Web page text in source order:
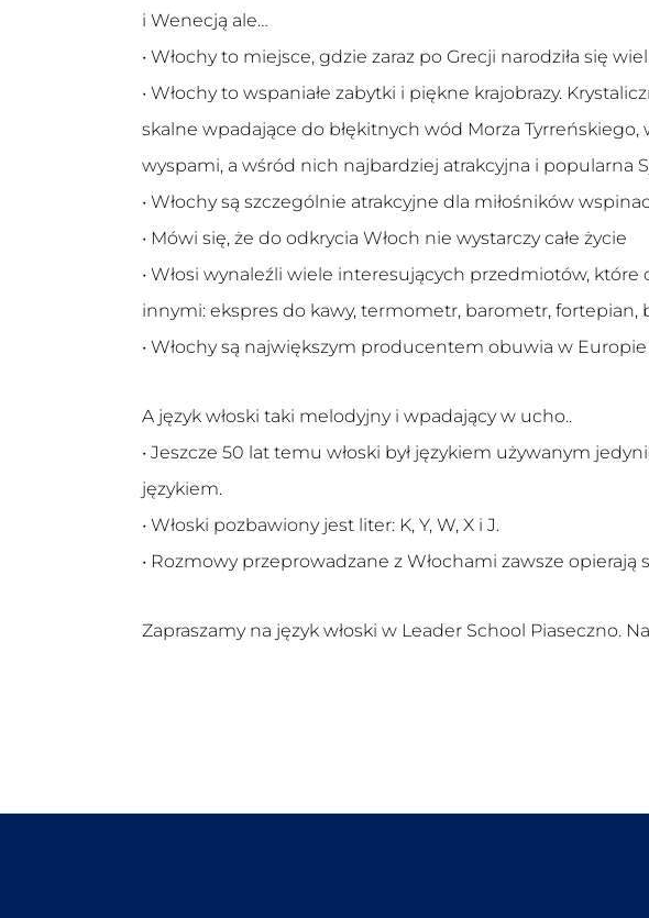
i Wenecją ale…
• Włochy to miejsce, gdzie zaraz po Grecji narodziła się
• Włochy to wspaniałe zabytki i piękne krajobrazy.
skalne wpadające do błękitnych wód Morza
wyspami, a wśród nich najbardziej atrakcyjna i popularna
• Włochy są szczególnie atrakcyjne dla miłośników
• Mówi się, że do odkrycia Włoch nie wystarczy całe życie
• Włosi wynaleźli wiele interesujących przedmiotów,
innymi: ekspres do kawy, termometr, barometr, fortepian,
• Włochy są największym producentem obuwia w
A język włoski taki melodyjny i wpadający w ucho..
• Jeszcze 50 lat temu włoski był językiem używanym
językiem.
• Włoski pozbawiony jest liter: K, Y, W, X i J.
• Rozmowy przeprowadzane z Włochami zawsze
Zapraszamy na język włoski w Leader School Piaseczno.